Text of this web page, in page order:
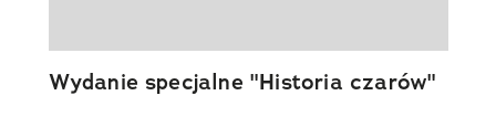
Wydanie specjalne "Historia czarów"